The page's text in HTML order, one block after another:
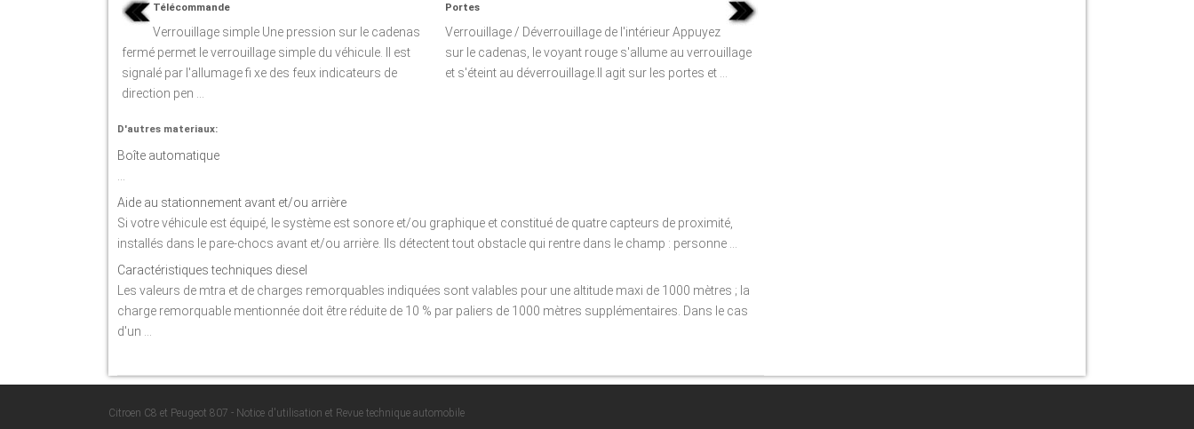
Télécommande
Verrouillage simple Une pression sur le cadenas
fermé permet le verrouillage simple du véhicule. Il est
signalé par l'allumage fi xe des feux indicateurs de
direction pen ...
Portes
Verrouillage / Déverrouillage de l'intérieur Appuyez
sur le cadenas, le voyant rouge s'allume au verrouillage
et s'éteint au déverrouillage.Il agit sur les portes et ...
D'autres materiaux:
Boîte automatique
Aide au stationnement avant et/ou arrière
Si votre véhicule est équipé, le système est sonore et/ou graphique et constitué de quatre capteurs de proximité,
installés dans le pare-chocs avant et/ou arrière. Ils détectent tout obstacle qui rentre dans le champ : personne ...
Caractéristiques techniques diesel
Les valeurs de mtra et de charges remorquables indiquées sont valables pour une altitude maxi de 1000 mètres ; la
charge remorquable mentionnée doit être réduite de 10 % par paliers de 1000 mètres supplémentaires. Dans le cas
d'un ...
Citroen C8 et Peugeot 807 - Notice d'utilisation et Revue technique automobile